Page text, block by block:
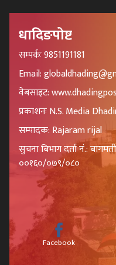
धादिङपोष्ट
सम्पर्कः 9851191181
Email:
वेबसाइट:
प्रकाशनः N.S. Media
सम्पादक: Rajaram rijal
सुचना बिभाग दर्ता नं.:
००१६०/०७९/०८०
Facebook